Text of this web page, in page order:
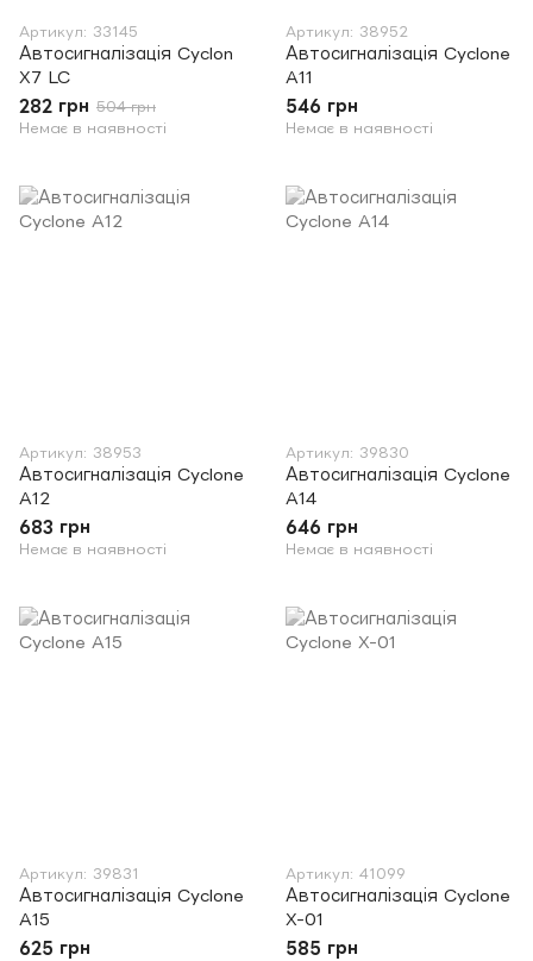
Артикул: 33145
Автосигналізація Cyclon
X7 LC
282 грн 504 грн
Немає в наявності
Артикул: 38952
Автосигналізація Cyclone
A11
546 грн
Немає в наявності
Артикул: 38953
Автосигналізація Cyclone
A12
683 грн
Немає в наявності
Артикул: 39830
Автосигналізація Cyclone
A14
646 грн
Немає в наявності
Артикул: 39831
Автосигналізація Cyclone
A15
625 грн
Артикул: 41099
Автосигналізація Cyclone
X-01
585 грн